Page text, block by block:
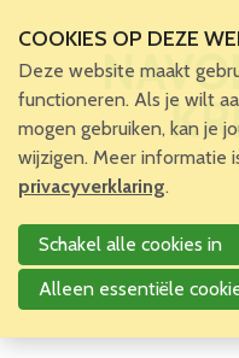
Er zijn op dit moment
Probeer het op een later
COOKIES OP DEZE
Deze website maakt
functioneren. Als je wilt
mogen gebruiken, kan je
wijzigen. Meer informatie
privacyverklaring.
Schakel alle cookies in
Alleen essentiële